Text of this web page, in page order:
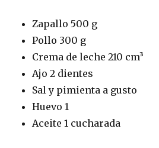
Zapallo 500 g
Pollo 300 g
Crema de leche 210 cm³
Ajo 2 dientes
Sal y pimienta a gusto
Huevo 1
Aceite 1 cucharada